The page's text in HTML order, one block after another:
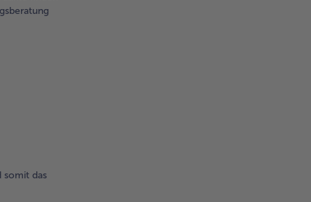
somit das